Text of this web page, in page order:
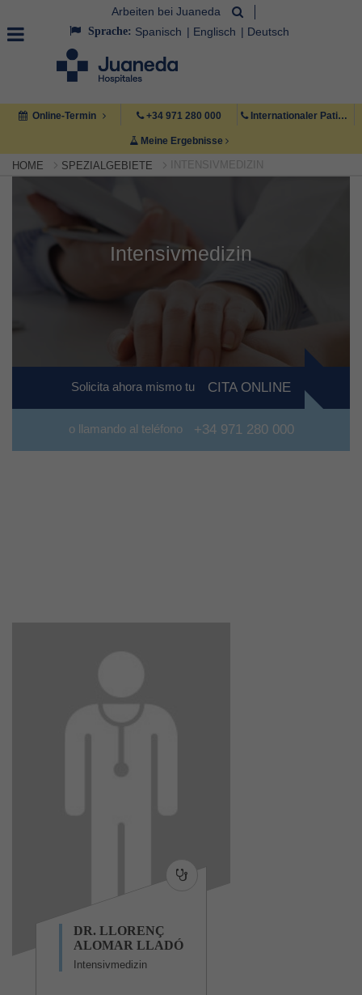
Arbeiten bei Juaneda
Sprache: Spanisch Englisch Deutsch
Online-Termin +34 971 280 000 Internationaler Patient +34 971 222 222
Meine Ergebnisse
HOME SPEZIALGEBIETE INTENSIVMEDIZIN
Intensivmedizin
Solicita ahora mismo tu CITA ONLINE
o llamando al teléfono +34 971 280 000
DR. LLORENÇ
ALOMAR LLADÓ
Intensivmedizin